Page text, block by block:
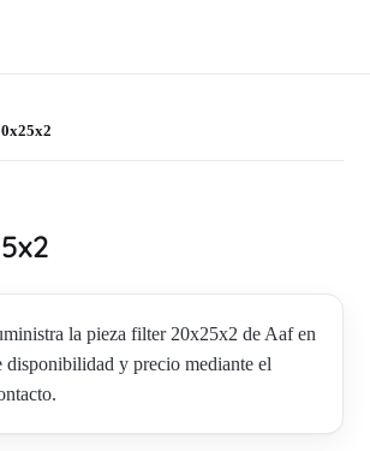
la pieza filter 20x25x2 de Aaf en
disponibilidad y precio mediante el